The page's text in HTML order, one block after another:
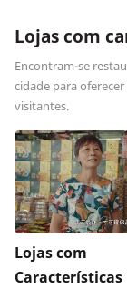
Lojas com
Encontram-se
cidade para
visitantes.
Lojas com
Características